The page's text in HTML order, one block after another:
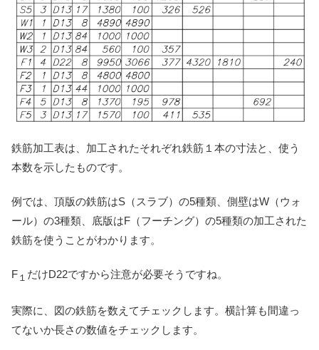
鉄筋加工表は、加工されたそれぞれ鉄筋１本の寸法と、使う
本数を示したものです。
例では、頂版の鉄筋はS（スラブ）の5種類、側壁はW（ウォ
ール）の3種類、底版はF（フーチング）の5種類の加工された
鉄筋を使うことがわかります。
F １ だけD22ですから注意が必要そうですね。
実際に、図の鉄筋を数えてチェックします。横計算も間違っ
てないか長さの数値をチェックします。